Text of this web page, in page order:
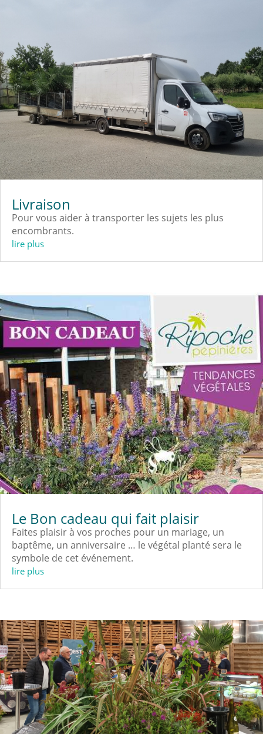
Livraison
Pour vous aider à transporter les sujets les plus
encombrants.
lire plus
Le Bon cadeau qui fait plaisir
Faites plaisir à vos proches pour un mariage, un
baptême, un anniversaire … le végétal planté sera le
symbole de cet événement.
lire plus